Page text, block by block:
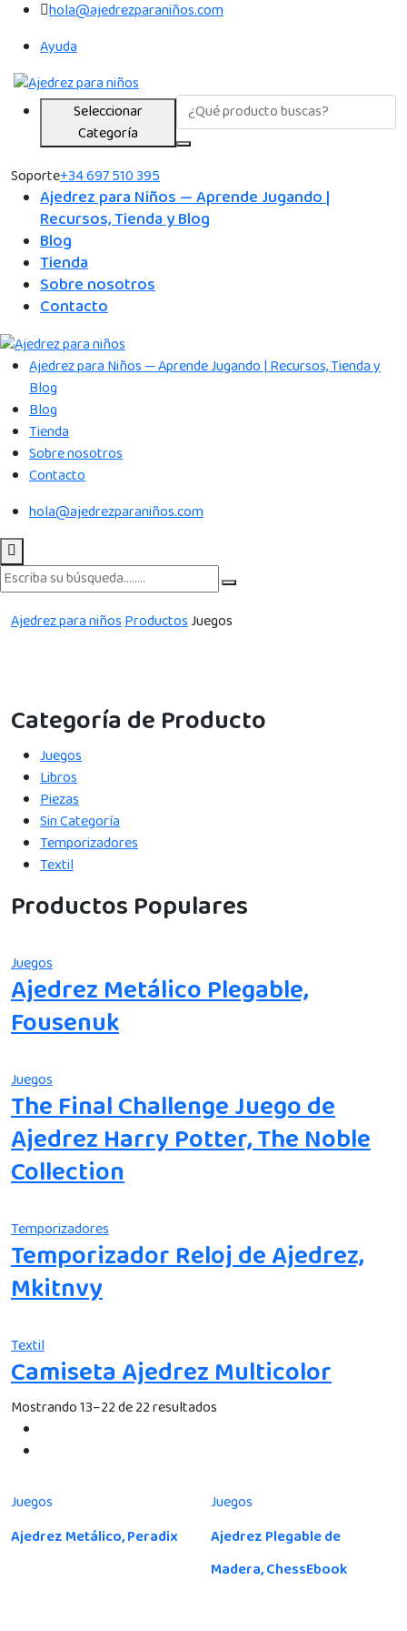
hola@ajedrezparaniños.com
Ayuda
Seleccionar
Categoría
Soporte+34 697 510 395
Ajedrez para Niños — Aprende Jugando |
Recursos, Tienda y Blog
Blog
Tienda
Sobre nosotros
Contacto
Ajedrez para Niños — Aprende Jugando | Recursos, Tienda y
Blog
Blog
Tienda
Sobre nosotros
Contacto
hola@ajedrezparaniños.com
Ajedrez para niñosProductosJuegos
Categoría de Producto
Juegos
Libros
Piezas
Sin Categoría
Temporizadores
Textil
Productos Populares
Juegos
Ajedrez Metálico Plegable,
Fousenuk
Juegos
The Final Challenge Juego de
Ajedrez Harry Potter, The Noble
Collection
Temporizadores
Temporizador Reloj de Ajedrez,
Mkitnvy
Textil
Camiseta Ajedrez Multicolor
Mostrando 13–22 de 22 resultados
Juegos
Ajedrez Metálico, Peradix
Juegos
Ajedrez Plegable de
Madera, ChessEbook